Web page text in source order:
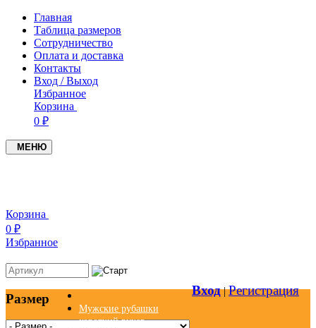
Главная
Таблица размеров
Сотрудничество
Оплата и доставка
Контакты
Вход / Выход
Избранное
Корзина
0 ₽
МЕНЮ
Корзина
0 ₽
Вход|Регистрация
Избранное
Размер
Мужские рубашки
короткий рукав